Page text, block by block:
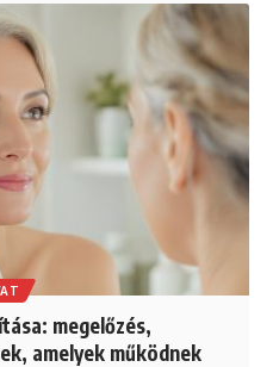
megelőzés,
amelyek működnek